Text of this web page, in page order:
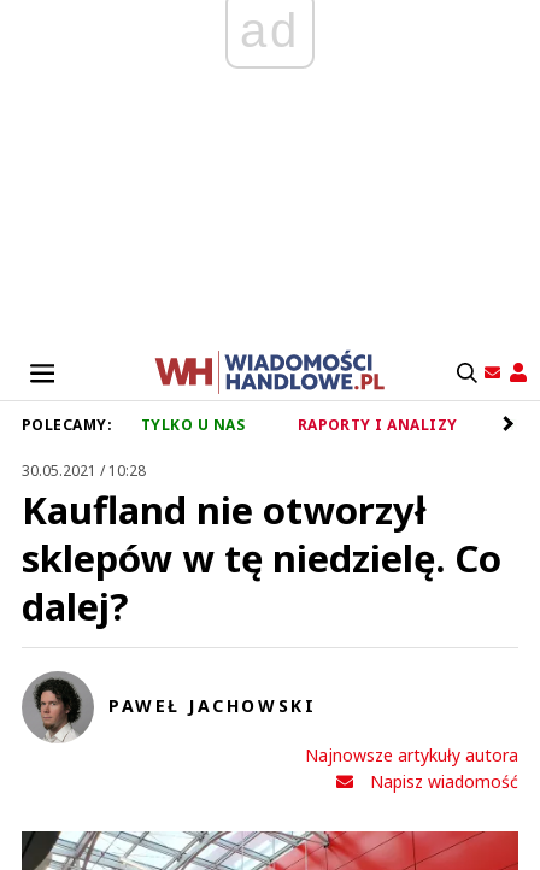
ad
POLECAMY: TYLKO U NAS RAPORTY I ANALIZY
30.05.2021 / 10:28
Kaufland nie otworzył
sklepów w tę niedzielę. Co
dalej?
PAWEŁ JACHOWSKI
Najnowsze artykuły autora
Napisz wiadomość